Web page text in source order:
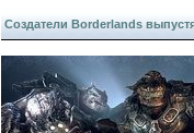
Создатели Borderlands